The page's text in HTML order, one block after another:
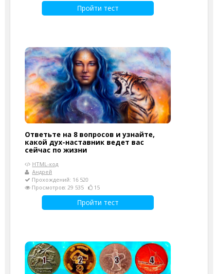
Пройти тест
Ответьте на 8 вопросов и узнайте,
какой дух-наставник ведет вас
сейчас по жизни
HTML-код
Андрей
Прохождений: 16 520
Просмотров: 29 535
15
Пройти тест